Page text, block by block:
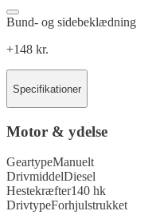
Bund- og sidebeklædning
+148 kr.
Specifikationer
Motor & ydelse
GeartypeManuelt
DrivmiddelDiesel
Hestekræfter140 hk
DrivtypeForhjulstrukket